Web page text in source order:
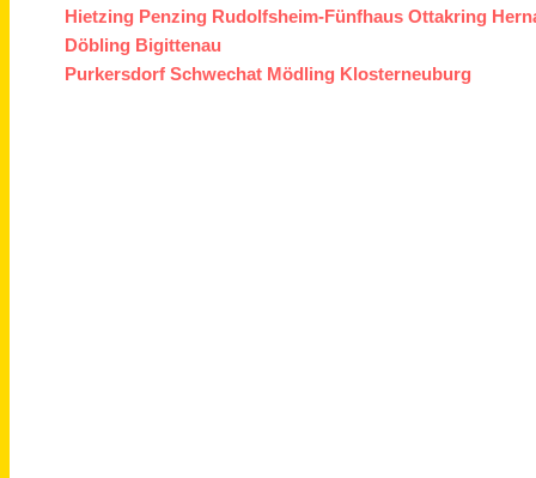
Hietzing Penzing Rudolfsheim-Fünfhaus Ottakring
Döbling Bigittenau
Purkersdorf Schwechat Mödling Klosterneuburg